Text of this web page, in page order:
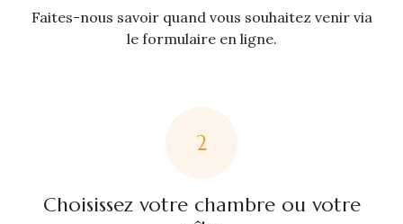
Faites-nous savoir quand vous souhaitez venir via
le formulaire en ligne.
2
Choisissez votre chambre ou votre